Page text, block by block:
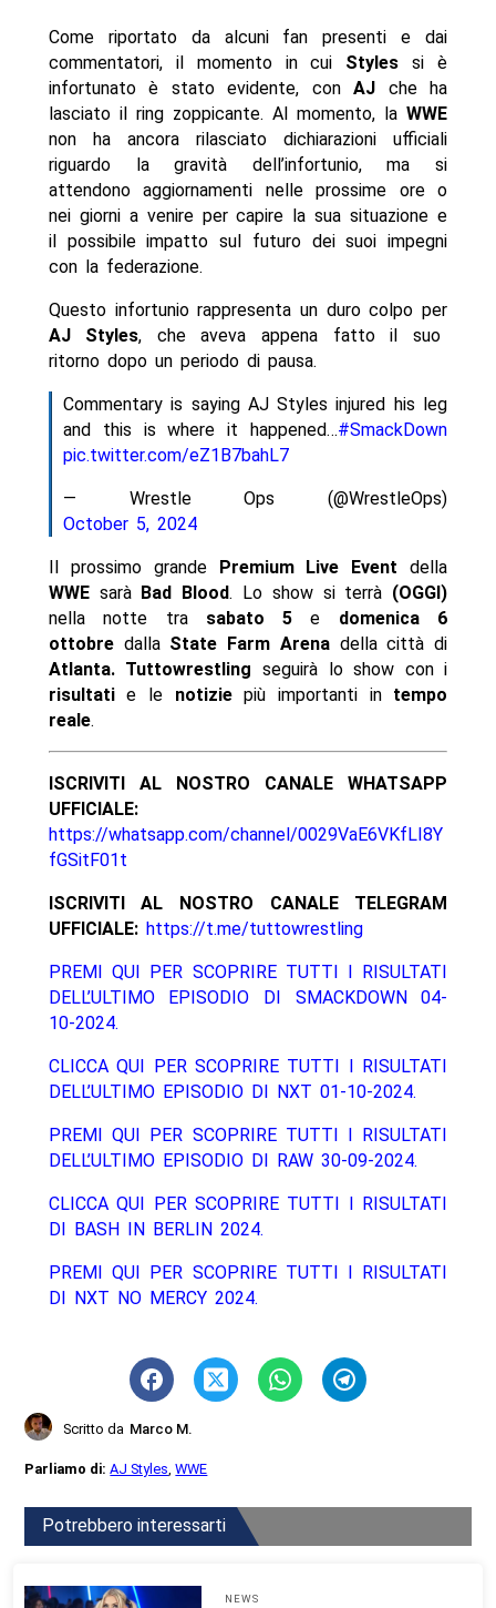
Come riportato da alcuni fan presenti e dai
commentatori, il momento in cui Styles si è
infortunato è stato evidente, conAJ che ha
lasciato il ring zoppicante. Al momento, laWWE
non ha ancora rilasciato dichiarazioni ufficiali
riguardo la gravità dell’infortunio, ma si
attendono aggiornamenti nelle prossime ore o
nei giorni a venire per capire la sua situazione e
il possibile impatto sul futuro dei suoi impegni
con la federazione.
Questo infortunio rappresenta un duro colpo per
AJ Styles, che aveva appena fatto il suo
ritorno dopo un periodo di pausa.
Commentary is saying AJ Styles injured his leg
and this is where it happened…#SmackDown
pic.twitter.com/eZ1B7bahL7
— Wrestle Ops (@WrestleOps)
October 5, 2024
Il prossimo grande Premium Live Event della
WWEsarà Bad Blood. Lo show si terrà (OGGI)
nella notte tra sabato 5 e domenica 6
ottobre dalla State Farm Arenadella città di
Atlanta. Tuttowrestling seguirà lo show con i
risultatie le notiziepiù importanti in tempo
reale.
ISCRIVITI AL NOSTRO CANALE WHATSAPP
UFFICIALE:
https://whatsapp.com/channel/0029VaE6VKfLI8Y
fGSitF01t
ISCRIVITI AL NOSTRO CANALE TELEGRAM
UFFICIALE: https://t.me/tuttowrestling
PREMI QUI PER SCOPRIRE TUTTI I RISULTATI
DELL’ULTIMO EPISODIO DI SMACKDOWN 04-
10-2024.
CLICCA QUI PER SCOPRIRE TUTTI I RISULTATI
DELL’ULTIMO EPISODIO DI NXT 01-10-2024.
PREMI QUI PER SCOPRIRE TUTTI I RISULTATI
DELL’ULTIMO EPISODIO DI RAW 30-09-2024.
CLICCA QUI PER SCOPRIRE TUTTI I RISULTATI
DI BASH IN BERLIN 2024.
PREMI QUI PER SCOPRIRE TUTTI I RISULTATI
DI NXT NO MERCY 2024.
Scritto da Marco M.
Parliamo di:AJ Styles,WWE
Potrebbero interessarti
NEWS